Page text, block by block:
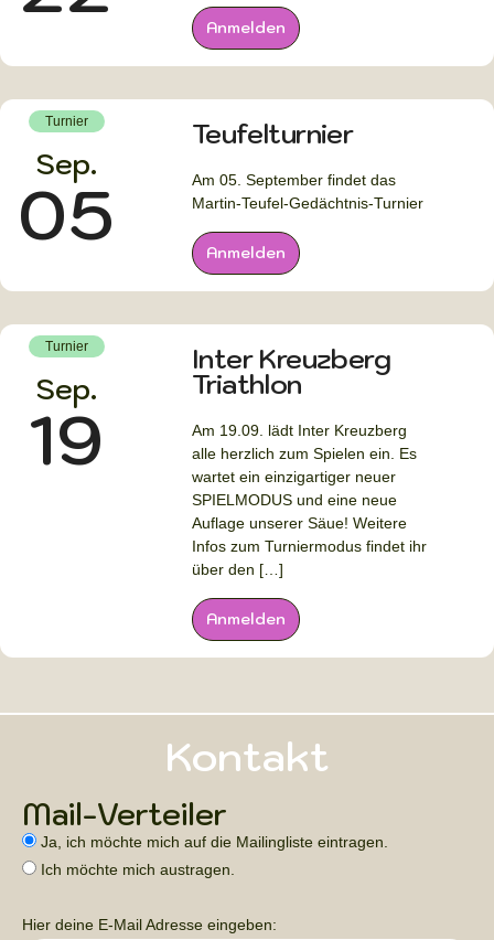
Anmelden
Turnier
Sep.
05
Teufelturnier
Am 05. September findet das
Martin-Teufel-Gedächtnis-Turnier
Anmelden
Turnier
Sep.
19
Inter Kreuzberg
Triathlon
Am 19.09. lädt Inter Kreuzberg
alle herzlich zum Spielen ein. Es
wartet ein einzigartiger neuer
SPIELMODUS und eine neue
Auflage unserer Säue! Weitere
Infos zum Turniermodus findet ihr
über den […]
Anmelden
Kontakt
Mail-Verteiler
Ja, ich möchte mich auf die Mailingliste eintragen.
Ich möchte mich austragen.
Hier deine E-Mail Adresse eingeben: